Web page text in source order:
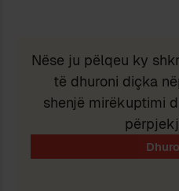
Nëse ju pëlqeu ky
të dhuroni diçka
shenjë mirëkuptimi